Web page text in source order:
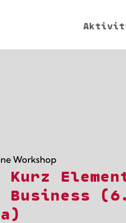
Workshop
Kurz
(6.